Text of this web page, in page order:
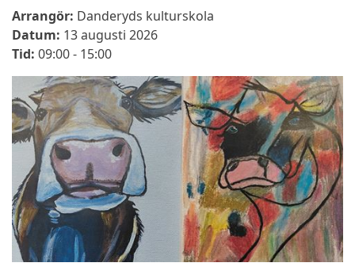
Arrangör: Danderyds kulturskola
Datum: 13 augusti 2026
Tid: 09:00 - 15:00